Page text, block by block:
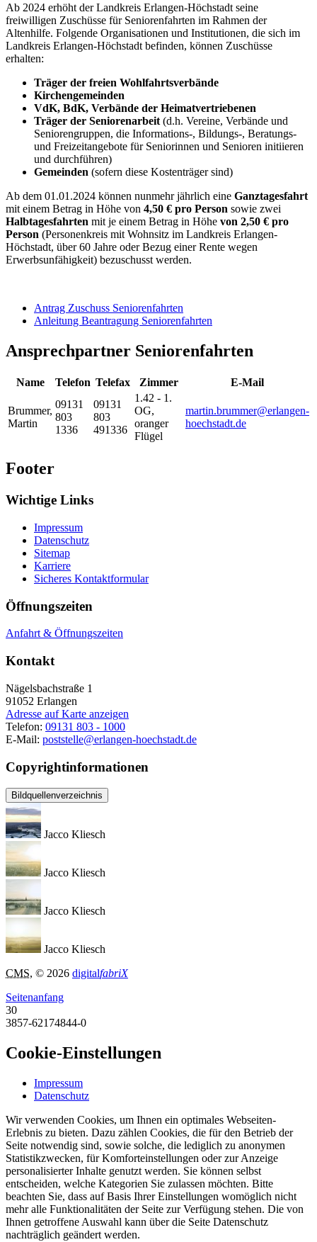
Ab 2024 erhöht der Landkreis Erlangen-Höchstadt seine
freiwilligen Zuschüsse für Seniorenfahrten im Rahmen der
Altenhilfe. Folgende Organisationen und Institutionen, die sich im
Landkreis Erlangen-Höchstadt befinden, können Zuschüsse
erhalten:
Träger der freien Wohlfahrtsverbände
Kirchengemeinden
VdK, BdK, Verbände der Heimatvertriebenen
Träger der Seniorenarbeit (d.h. Vereine, Verbände und
Seniorengruppen, die Informations-, Bildungs-, Beratungs-
und Freizeitangebote für Seniorinnen und Senioren initiieren
und durchführen)
Gemeinden (sofern diese Kostenträger sind)
Ab dem 01.01.2024 können nunmehr jährlich eine Ganztagesfahrt
mit einem Betrag in Höhe von 4,50 € pro Person sowie zwei
Halbtagesfahrten mit je einem Betrag in Höhe von 2,50 € pro
Person (Personenkreis mit Wohnsitz im Landkreis Erlangen-
Höchstadt, über 60 Jahre oder Bezug einer Rente wegen
Erwerbsunfähigkeit) bezuschusst werden.
Antrag Zuschuss Seniorenfahrten
Anleitung Beantragung Seniorenfahrten
Ansprechpartner Seniorenfahrten
Name Telefon Telefax Zimmer E-Mail
Brummer,
Martin
09131
803
1336
09131
803
491336
1.42 - 1.
OG,
oranger
Flügel
martin.brummer@erlangen-
hoechstadt.de
Footer
Wichtige Links
Impressum
Datenschutz
Sitemap
Karriere
Sicheres Kontaktformular
Öffnungszeiten
Anfahrt & Öffnungszeiten
Kontakt
Nägelsbachstraße 1
91052 Erlangen
Adresse auf Karte anzeigen
Telefon: 09131 803 - 1000
E-Mail: poststelle@erlangen-hoechstadt.de
Copyrightinformationen
Bildquellenverzeichnis
Jacco Kliesch
Jacco Kliesch
Jacco Kliesch
Jacco Kliesch
CMS, © 2026 digitalfabriX
Seitenanfang
30
3857-62174844-0
Cookie-Einstellungen
Impressum
Datenschutz
Wir verwenden Cookies, um Ihnen ein optimales Webseiten-
Erlebnis zu bieten. Dazu zählen Cookies, die für den Betrieb der
Seite notwendig sind, sowie solche, die lediglich zu anonymen
Statistikzwecken, für Komforteinstellungen oder zur Anzeige
personalisierter Inhalte genutzt werden. Sie können selbst
entscheiden, welche Kategorien Sie zulassen möchten. Bitte
beachten Sie, dass auf Basis Ihrer Einstellungen womöglich nicht
mehr alle Funktionalitäten der Seite zur Verfügung stehen. Die von
Ihnen getroffene Auswahl kann über die Seite Datenschutz
nachträglich geändert werden.